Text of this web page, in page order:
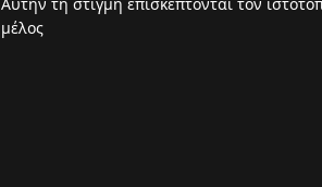
μέλος